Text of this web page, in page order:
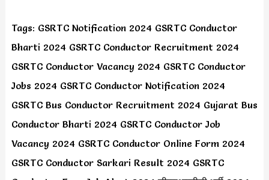
Tags: GSRTC Notification 2024 GSRTC Conductor
Bharti 2024 GSRTC Conductor Recruitment 2024
GSRTC Conductor Vacancy 2024 GSRTC Conductor
Jobs 2024 GSRTC Conductor Notification 2024
GSRTC Bus Conductor Recruitment 2024 Gujarat Bus
Conductor Bharti 2024 GSRTC Conductor Job
Vacancy 2024 GSRTC Conductor Online Form 2024
GSRTC Conductor Sarkari Result 2024 GSRTC